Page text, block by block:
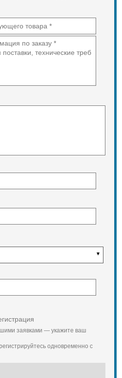
извещений по
на радиоприемное
системы Астра-РИ-М
РПП) непосредственно
ретранслятор
заявками — укажите ваш
одновременно с